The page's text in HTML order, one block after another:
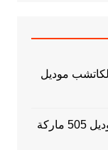
موديل
ماكينات تعبئة وتغليف اكياس العطور موديل 505 ماركة